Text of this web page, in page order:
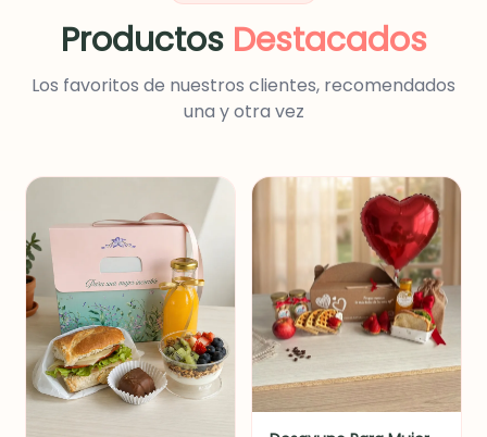
Productos Destacados
Los favoritos de nuestros clientes, recomendados
una y otra vez